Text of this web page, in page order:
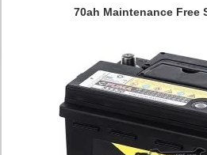
70ah Maintenance Free